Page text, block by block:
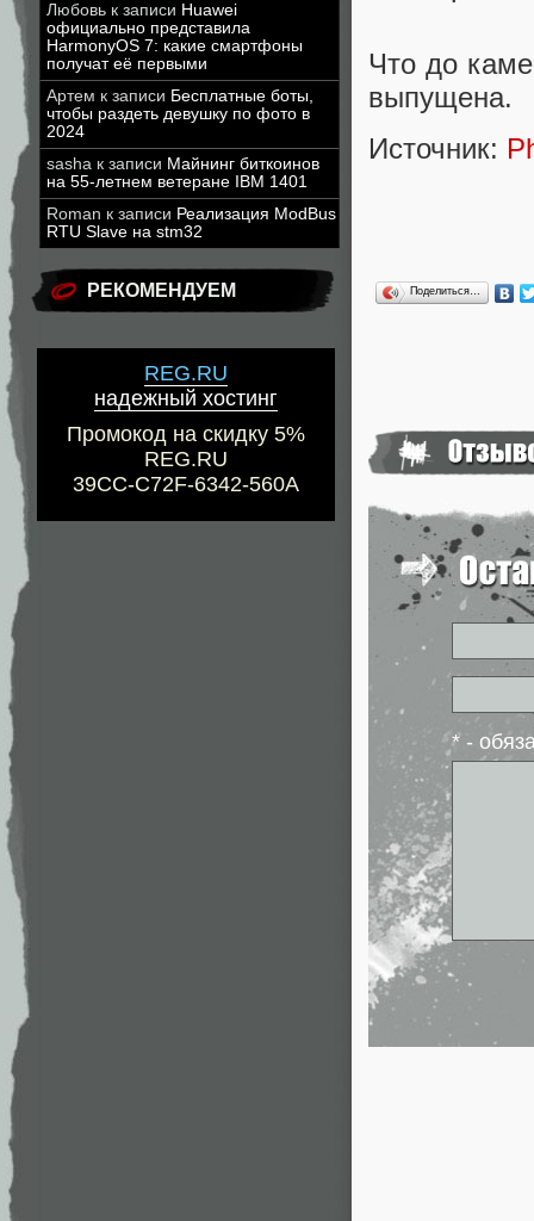
Любовь к записи Huawei
официально представила
HarmonyOS 7: какие смартфоны
получат её первыми
Артем к записи Бесплатные боты,
чтобы раздеть девушку по фото в
2024
sasha к записи Майнинг биткоинов
на 55-летнем ветеране IBM 1401
Roman к записи Реализация ModBus
RTU Slave на stm32
РЕКОМЕНДУЕМ
REG.RU
надежный хостинг
Промокод на скидку 5%
REG.RU
39CC-C72F-6342-560A
Что до
выпущена.
Источник:
Поделиться…
* -